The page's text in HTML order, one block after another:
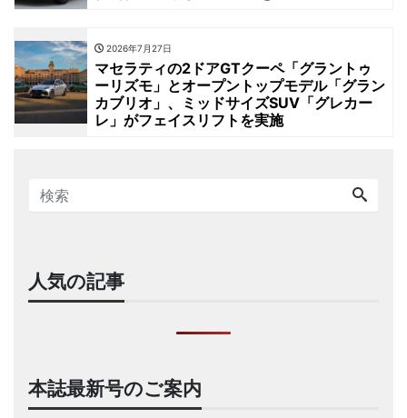
2026年7月27日
マセラティの2ドアGTクーペ「グラントゥ
ーリズモ」とオープントップモデル「グラン
カブリオ」、ミッドサイズSUV「グレカー
レ」がフェイスリフトを実施
人気の記事
本誌最新号のご案内